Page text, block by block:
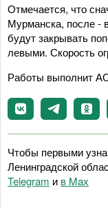
Отмечается, что
Мурманска, после -
будут закрывать
левыми. Скорость
Работы выполнит
Чтобы первыми
Ленинградской
Telegram и в Maх